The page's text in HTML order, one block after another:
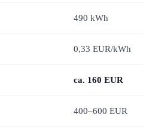
490 kWh
0,33 EUR/kWh
ca. 160 EUR
400–600 EUR